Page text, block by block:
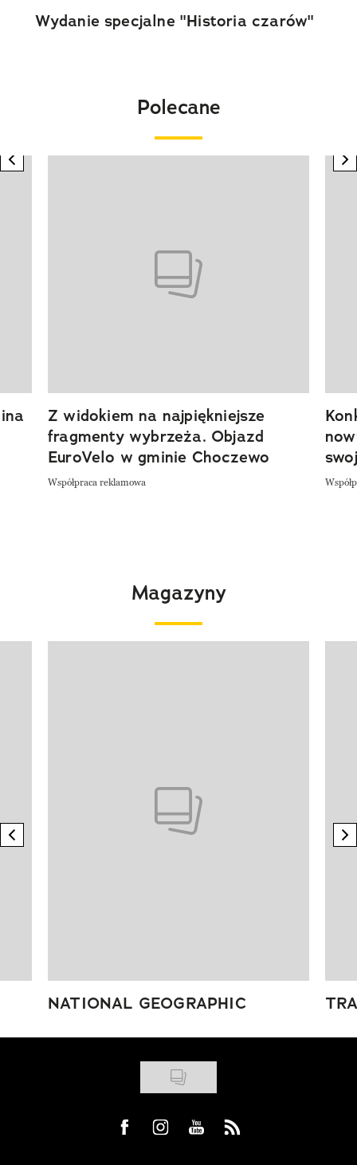
Wydanie specjalne "Historia czarów"
Polecane
previous element
Z widokiem na najpiękniejsze
fragmenty wybrzeża. Objazd
EuroVelo w gminie Choczewo
Współpraca reklamowa
Magazyny
previous element
NATIONAL GEOGRAPHIC
Visit us on Facebook
Visit us on Instagram
Visit us on Youtube
Visit us on Rss